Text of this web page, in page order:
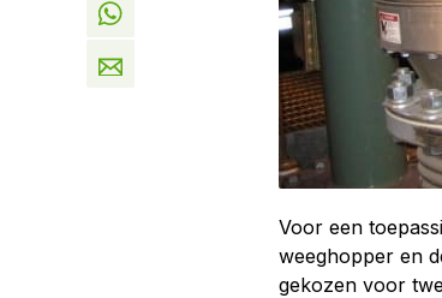
Voor een
weeghopper en
gekozen voor